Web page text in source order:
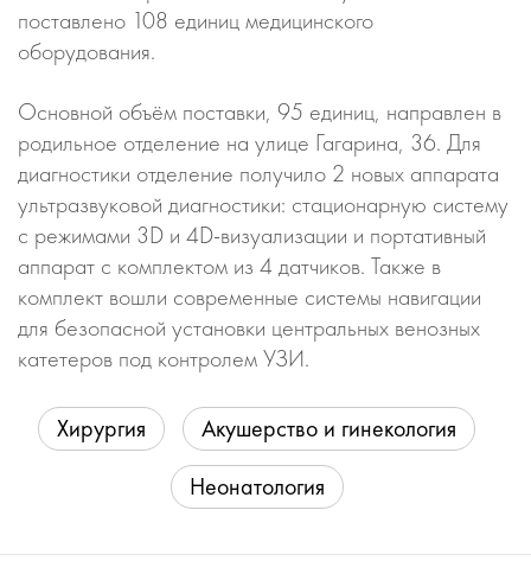
поставлено 108 единиц медицинского
оборудования.
Основной объём поставки, 95 единиц, направлен в
родильное отделение на улице Гагарина, 36. Для
диагностики отделение получило 2 новых аппарата
ультразвуковой диагностики: стационарную систему
с режимами 3D и 4D-визуализации и портативный
аппарат с комплектом из 4 датчиков. Также в
комплект вошли современные системы навигации
для безопасной установки центральных венозных
катетеров под контролем УЗИ.
Хирургия
Акушерство и гинекология
Неонатология